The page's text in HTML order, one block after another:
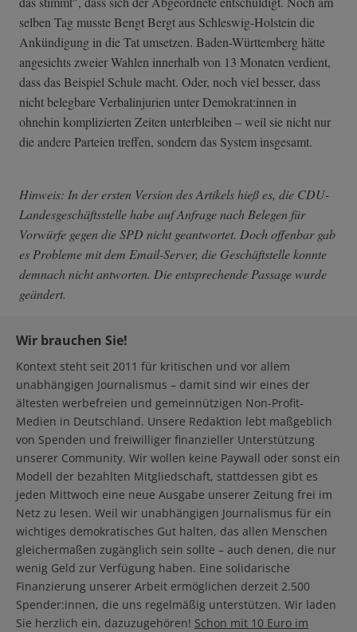
selben Tag musste Bengt Bergt aus Schleswig-Holstein die
Ankündigung in die Tat umsetzen. Baden-Württemberg hätte
angesichts zweier Wahlen innerhalb von 13 Monaten verdient,
dass das Beispiel Schule macht. Oder, noch viel besser, dass
nicht belegbare Verbalinjurien unter Demokrat:innen in
ohnehin komplizierten Zeiten unterbleiben – weil sie nicht nur
die andere Parteien treffen, sondern das System insgesamt.
Hinweis: In der ersten Version des Artikels hieß es, die CDU-
Landesgeschäftsstelle habe auf Anfrage nach Belegen für
Vorwürfe gegen die SPD nicht geantwortet. Doch offenbar gab
es Probleme mit dem Email-Server, die Geschäftstelle konnte
demnach nicht antworten. Die entsprechende Passage wurde
geändert.
Wir brauchen Sie!
Kontext steht seit 2011 für kritischen und vor allem
unabhängigen Journalismus – damit sind wir eines der
ältesten werbefreien und gemeinnützigen Non-Profit-
Medien in Deutschland. Unsere Redaktion lebt maßgeblich
von Spenden und freiwilliger finanzieller Unterstützung
unserer Community. Wir wollen keine Paywall oder sonst ein
Modell der bezahlten Mitgliedschaft, stattdessen gibt es
jeden Mittwoch eine neue Ausgabe unserer Zeitung frei im
Netz zu lesen. Weil wir unabhängigen Journalismus für ein
wichtiges demokratisches Gut halten, das allen Menschen
gleichermaßen zugänglich sein sollte – auch denen, die nur
wenig Geld zur Verfügung haben. Eine solidarische
Finanzierung unserer Arbeit ermöglichen derzeit 2.500
Spender:innen, die uns regelmäßig unterstützen. Wir laden
Sie herzlich ein, dazuzugehören! Schon mit 10 Euro im